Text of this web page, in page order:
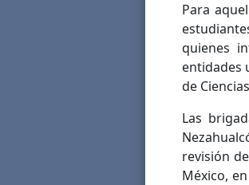
Para
quienes
entidades
de
Las
revisión
México,